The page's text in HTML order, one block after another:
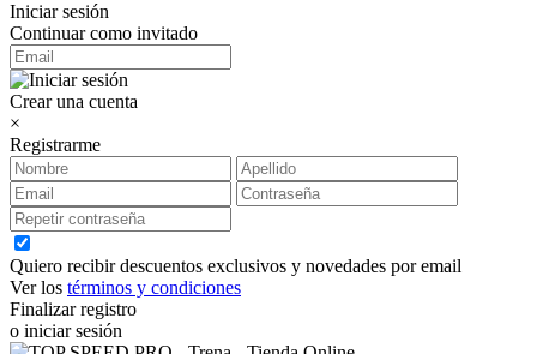
Iniciar sesión
Continuar como invitado
Crear una cuenta
×
Registrarme
Quiero recibir descuentos exclusivos y novedades por email
Ver los términos y condiciones
Finalizar registro
o iniciar sesión